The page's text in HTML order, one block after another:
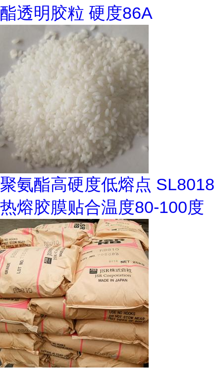
酯透明胶粒 硬度86A
聚氨酯高硬度低熔点 SL8018
热熔胶膜贴合温度80-100度